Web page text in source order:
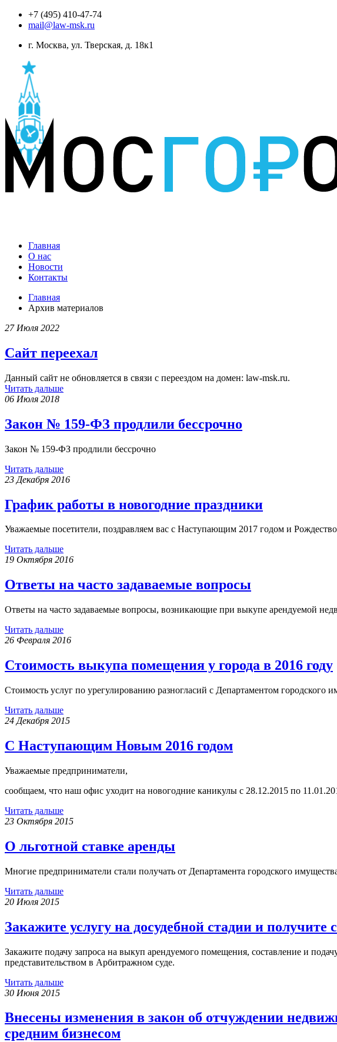
+7 (495) 410-47-74
mail@law-msk.ru
г. Москва, ул. Тверская, д. 18к1
Главная
О нас
Новости
Контакты
Главная
Архив материалов
27 Июля 2022
Сайт переехал
Данный сайт не обновляется в связи с переездом на домен: law-msk.ru.
Читать дальше
06 Июля 2018
Закон № 159-ФЗ продлили бессрочно
Закон № 159-ФЗ продлили бессрочно
Читать дальше
23 Декабря 2016
График работы в новогодние праздники
Уважаемые посетители, поздравляем вас с Наступающим 2017 годом и
Читать дальше
19 Октября 2016
Ответы на часто задаваемые вопросы
Ответы на часто задаваемые вопросы, возникающие при выкупе арендуемой
Читать дальше
26 Февраля 2016
Стоимость выкупа помещения у города в 2016 году
Стоимость услуг по урегулированию разногласий с Департаментом
Читать дальше
24 Декабря 2015
С Наступающим Новым 2016 годом
Уважаемые предприниматели,
сообщаем, что наш офис уходит на новогодние каникулы с 28.12.2015 по
Читать дальше
23 Октября 2015
О льготной ставке аренды
Многие предприниматели стали получать от Департамента городского
Читать дальше
20 Июля 2015
Закажите услугу на досудебной стадии и получите
Закажите подачу запроса на выкуп арендуемого помещения, составление и
представительством в Арбитражном суде.
Читать дальше
30 Июня 2015
Внесены изменения в закон об отчуждении
средним бизнесом